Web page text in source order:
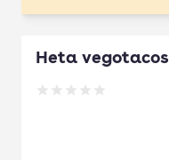
Heta vegotacos
Betyg: 0 av 5